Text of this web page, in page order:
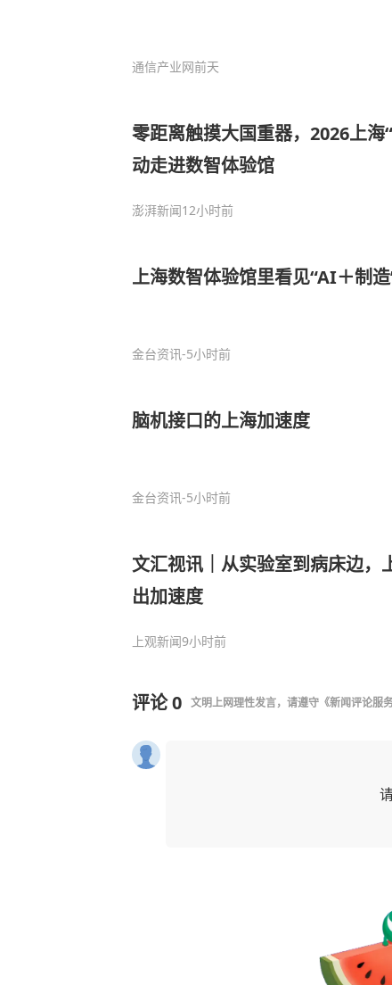
通信产业网前天
零距离触摸大国重器，2026上海
动走进数智体验馆
澎湃新闻12小时前
上海数智体验馆里看见“AI＋制
金台资讯-5小时前
脑机接口的上海加速度
金台资讯-5小时前
文汇视讯｜从实验室到病床边，
出加速度
上观新闻9小时前
评论0 文明上网理性发言，请遵守 《新闻评论服